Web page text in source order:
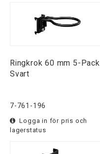
Ringkrok 60 mm 5-Pack
Svart
7-761-196
Logga in för pris och
lagerstatus